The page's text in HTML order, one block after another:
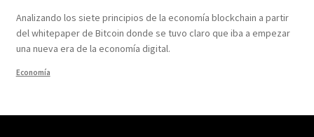
Analizando los siete principios de la economía blockchain a partir
del whitepaper de Bitcoin donde se tuvo claro que iba a empezar
una nueva era de la economía digital.
Economía